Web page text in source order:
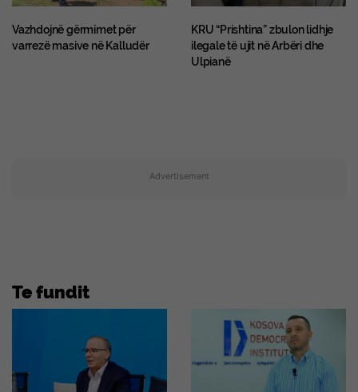
Vazhdojnë gërmimet për
varrezë masive në Kalludër
KRU “Prishtina” zbulon lidhje
ilegale të ujit në Arbëri dhe
Ulpianë
Advertisement
Te fundit